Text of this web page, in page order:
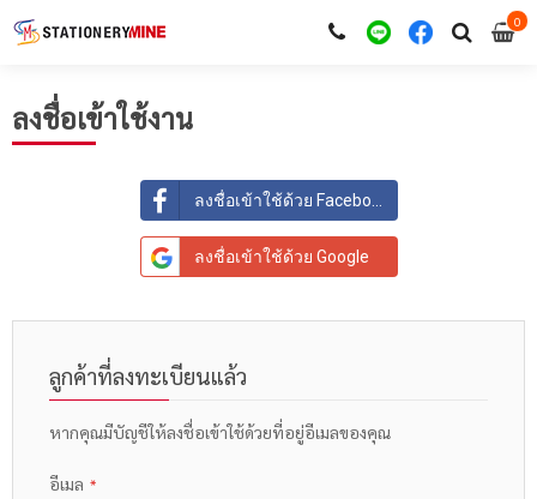
00
ลงชื่อเข้าใช้งาน
ลงชื่อเข้าใช้ด้วย Facebook
ลงชื่อเข้าใช้ด้วย Google
ลูกค้าที่ลงทะเบียนแล้ว
หากคุณมีบัญชีให้ลงชื่อเข้าใช้ด้วยที่อยู่อีเมลของคุณ
อีเมล